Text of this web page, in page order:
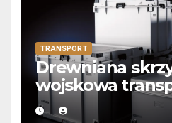
TRANSPORT
Drewniana
wojskowa